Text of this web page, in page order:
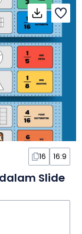
16 16:9
Slide